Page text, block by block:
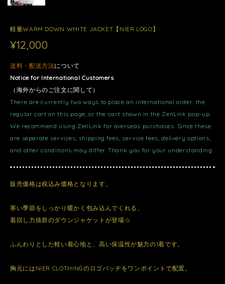
軽量WARM DOWN WHITE JACKET【NIER LOGO】
¥12,000
送料・配送方法について
Notice for International Customers
（海外からのご注文に関して）
There are currently two ways to place an international order: the
regular cart on this page, or the cart shown in the ZenLink pop-up.
We recommend using ZenLink for overseas purchases. Since these
are separate services, shipping fees, service fees, delivery options,
and other conditions may differ. Thank you for your understanding.
販売価格は税込み価格となります。
寒い季節をしっかり暖かく包み込んでくれる、
着回し力抜群のダウンジャケットが登場☆
ふんわりとした軽い着心地と、高い保温性が魅力の1着です。
胸元にはNIER CLOTHINGのロゴパッチをワンポイントで配置。